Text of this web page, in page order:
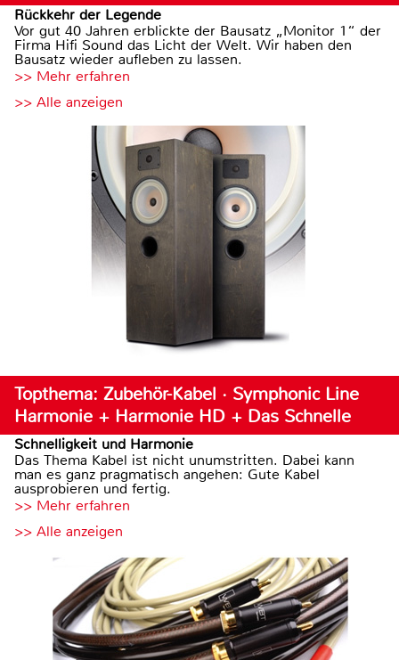
Rückkehr der Legende
Vor gut 40 Jahren erblickte der Bausatz „Monitor 1“ der
Firma Hifi Sound das Licht der Welt. Wir haben den
Bausatz wieder aufleben zu lassen.
>> Mehr erfahren
>> Alle anzeigen
Topthema: Zubehör-Kabel · Symphonic Line
Harmonie + Harmonie HD + Das Schnelle
Schnelligkeit und Harmonie
Das Thema Kabel ist nicht unumstritten. Dabei kann
man es ganz pragmatisch angehen: Gute Kabel
ausprobieren und fertig.
>> Mehr erfahren
>> Alle anzeigen